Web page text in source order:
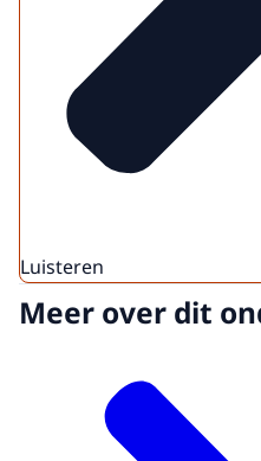
Luisteren
Meer over dit